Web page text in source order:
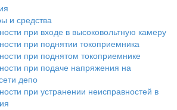
и средства
при входе в высоковольтную камеру
при поднятии токоприемника
при поднятом токоприемнике
при подаче напряжения на
депо
при устранении неисправностей в